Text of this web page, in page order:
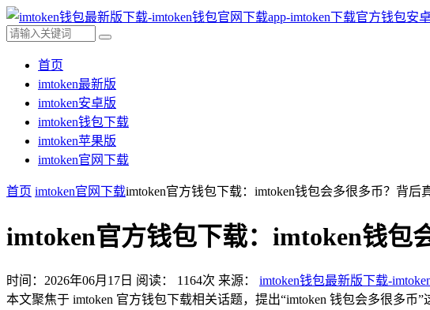
首页
imtoken最新版
imtoken安卓版
imtoken钱包下载
imtoken苹果版
imtoken官网下载
首页 imtoken官网下载imtoken官方钱包下载：imtoken钱包会多很多币？背后
imtoken官方钱包下载：imtoken钱包
时间：2026年06月17日 阅读： 1164次 来源： imtoken钱包最新版下载-
本文聚焦于 imtoken 官方钱包下载相关话题，提出“imtoken 钱包会多很多